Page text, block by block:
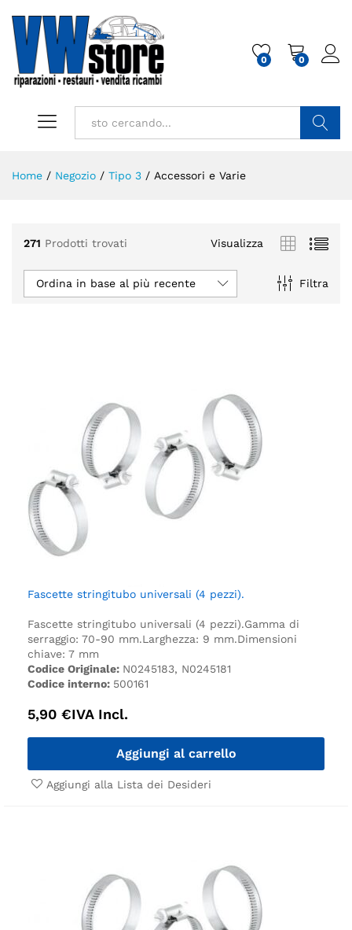
0 0
Home / Negozio / Tipo 3 / Accessori e Varie
271 Prodotti trovati Visualizza
Filtra
Ordina in base al più recente
Fascette stringitubo universali (4 pezzi).
Fascette stringitubo universali (4 pezzi).Gamma di
serraggio: 70-90 mm.Larghezza: 9 mm.Dimensioni
chiave: 7 mm
Codice Originale: N0245183, N0245181
Codice interno: 500161
5,90 €IVA Incl.
Aggiungi al carrello
Aggiungi alla Lista dei Desideri